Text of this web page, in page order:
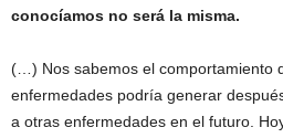
conocíamos no será la misma.
(…) Nos sabemos el comportamiento
enfermedades podría generar
a otras enfermedades en el futuro.